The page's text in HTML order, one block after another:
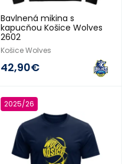
Bavlnená mikina s
kapucňou Košice Wolves
2602
Košice Wolves
42,90€
2025/26